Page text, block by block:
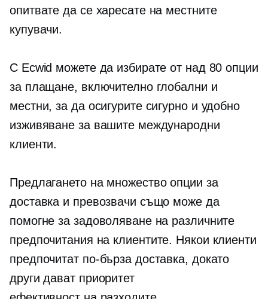
опитвате да се харесате на местните
купувачи.
С Ecwid можете да избирате от над 80 опции
за плащане, включително глобални и
местни, за да осигурите сигурно и удобно
изживяване за вашите международни
клиенти.
Предлагането на множество опции за
доставка и превозвачи също може да
помогне за задоволяване на различните
предпочитания на клиентите. Някои клиенти
предпочитат по-бърза доставка, докато
други дават приоритет